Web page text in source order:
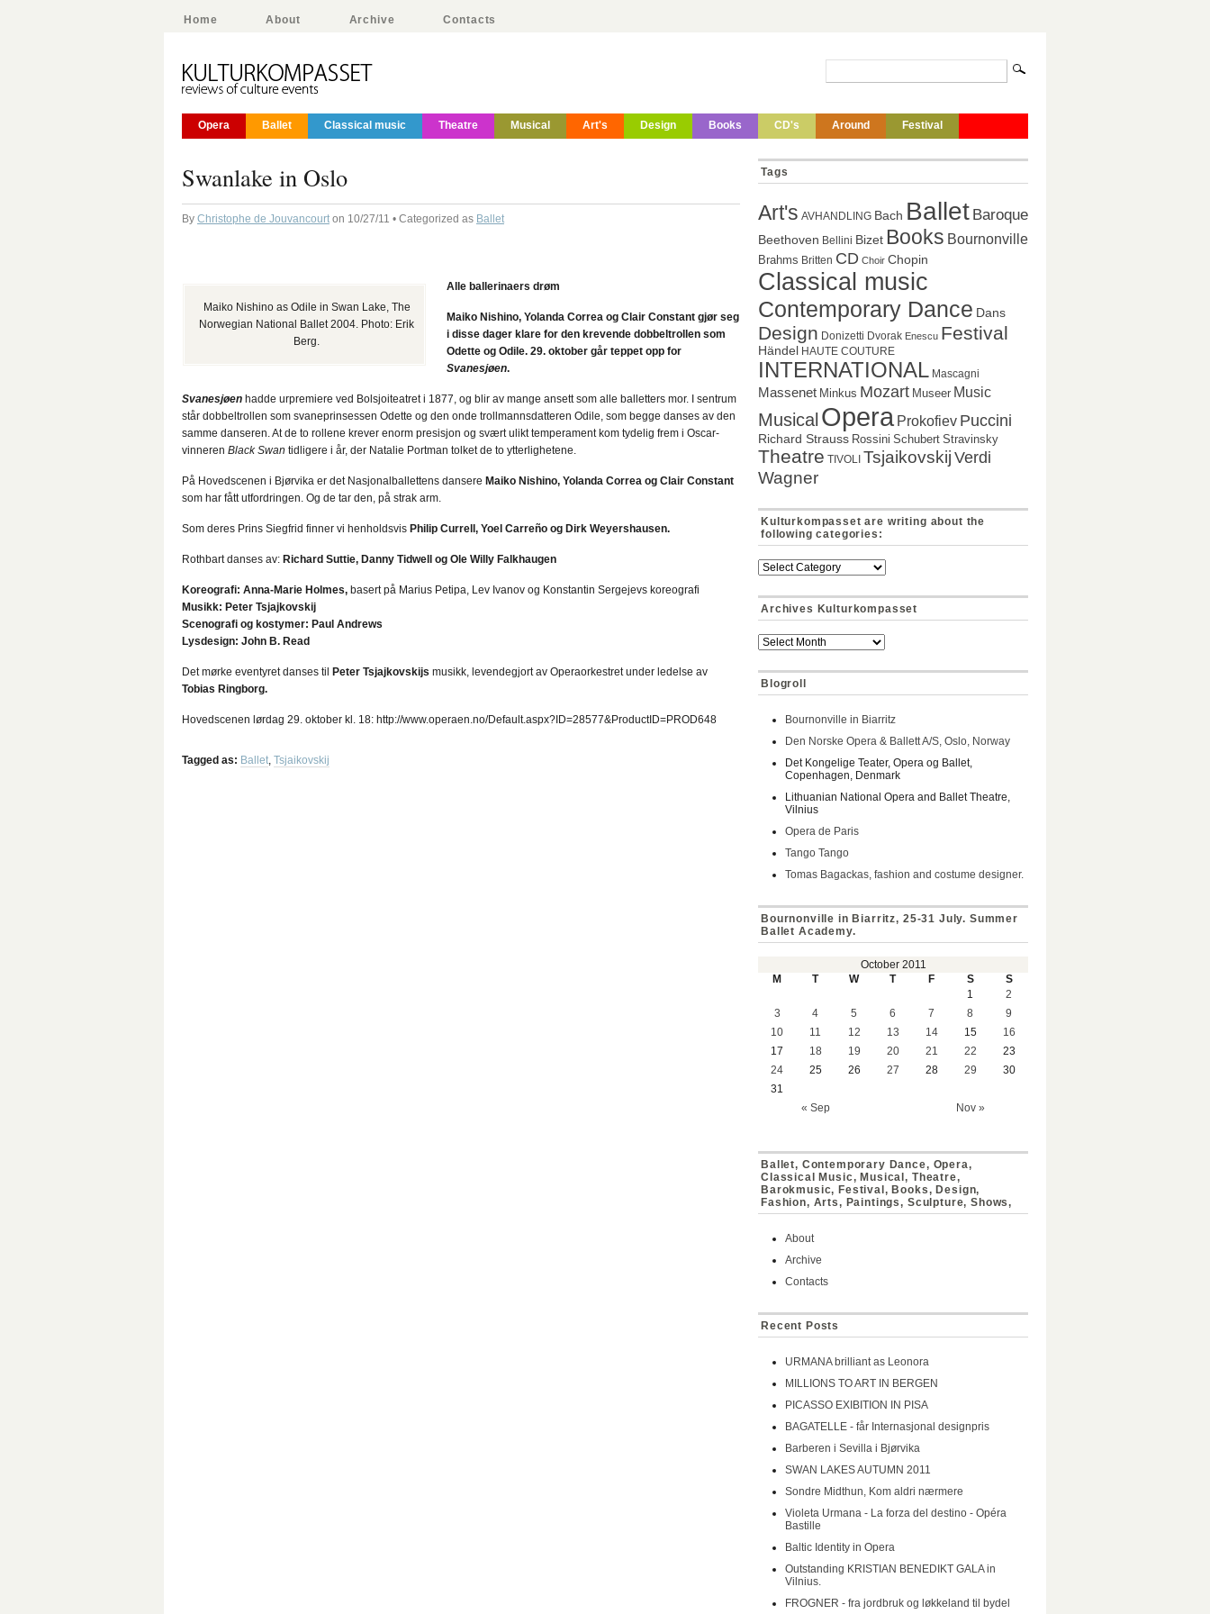
Home About Archive Contacts
Opera Ballet Classical music Theatre Musical Art's Design Books CD's Around Festival
Swanlake in Oslo
By Christophe de Jouvancourton 10/27/11 • Categorized as Ballet
Maiko Nishino as Odile in Swan Lake, The
Norwegian National Ballet 2004. Photo: Erik
Berg.
Alle ballerinaers drøm
Maiko Nishino, Yolanda Correa og Clair Constant gjør seg
i disse dager klare for den krevende dobbeltrollen som
Odette og Odile. 29. oktober går teppet opp for
Svanesjøen.
Svanesjøen hadde urpremiere ved Bolsjoiteatret i 1877, og blir av mange ansett som alle balletters mor. I sentrum
står dobbeltrollen som svaneprinsessen Odette og den onde trollmannsdatteren Odile, som begge danses av den
samme danseren. At de to rollene krever enorm presisjon og svært ulikt temperament kom tydelig frem i Oscar-
vinneren Black Swan tidligere i år, der Natalie Portman tolket de to ytterlighetene.
På Hovedscenen i Bjørvika er det Nasjonalballettens dansere Maiko Nishino, Yolanda Correa og Clair Constant
som har fått utfordringen. Og de tar den, på strak arm.
Som deres Prins Siegfrid finner vi henholdsvis Philip Currell , Yoel Carreño og Dirk Weyershausen.
Rothbart danses av: Richard Suttie, Danny Tidwell og Ole Willy Falkhaugen
Koreografi: Anna-Marie Holmes, basert på Marius Petipa, Lev Ivanov og Konstantin Sergejevs koreografi
Musikk: Peter Tsjajkovskij
Scenografi og kostymer: Paul Andrews
Lysdesign: John B. Read
Det mørke eventyret danses til Peter Tsjajkovskijs musikk, levendegjort av Operaorkestret under ledelse av
Tobias Ringborg.
Hovedscenen lørdag 29. oktober kl. 18: http://www.operaen.no/Default.aspx?ID=28577&ProductID=PROD648
Tagged as: Ballet, Tsjaikovskij
Tags
Art's AVHANDLING Bach Ballet Baroque
Beethoven Bellini Bizet Books Bournonville
Brahms Britten CD Choir Chopin
Classical music
Contemporary Dance Dans
Design Donizetti Dvorak Enescu Festival
Händel HAUTE COUTURE
INTERNATIONAL Mascagni
Massenet Minkus Mozart Museer Music
Musical Opera Prokofiev Puccini
Richard Strauss Rossini Schubert Stravinsky
Theatre TIVOLI Tsjaikovskij Verdi
Wagner
Kulturkompasset are writing about the
following categories:
Archives Kulturkompasset
Blogroll
Bournonville in Biarritz
Den Norske Opera & Ballett A/S, Oslo, Norway
Det Kongelige Teater, Opera og Ballet,
Copenhagen, Denmark
Lithuanian National Opera and Ballet Theatre,
Vilnius
Opera de Paris
Tango Tango
Tomas Bagackas, fashion and costume designer.
Bournonville in Biarritz, 25-31 July. Summer
Ballet Academy.
October 2011
M
T W T F S S
« Sep Nov »
1
2
3
4 5 6 7 8
9
10
11 12 13 14 15
16
17
18 19 20 21 22
23
24
25 26 27 28 29
30
31
Ballet, Contemporary Dance, Opera,
Classical Music, Musical, Theatre,
Barokmusic, Festival, Books, Design,
Fashion, Arts, Paintings, Sculpture, Shows,
About
Archive
Contacts
Recent Posts
URMANA brilliant as Leonora
MILLIONS TO ART IN BERGEN
PICASSO EXIBITION IN PISA
BAGATELLE - får Internasjonal designpris
Barberen i Sevilla i Bjørvika
SWAN LAKES AUTUMN 2011
Sondre Midthun, Kom aldri nærmere
Violeta Urmana - La forza del destino - Opéra
Bastille
Baltic Identity in Opera
Outstanding KRISTIAN BENEDIKT GALA in
Vilnius.
FROGNER - fra jordbruk og løkkeland til bydel